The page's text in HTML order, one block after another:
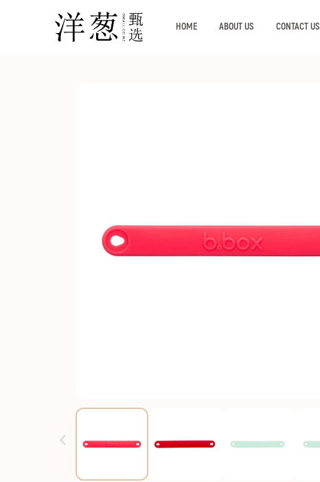
HOME ABOUT US CONTACT US